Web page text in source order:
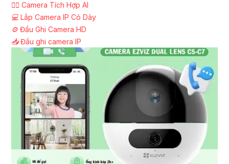
🧛‍♀️ Camera Tích Hợp AI
💻 Lắp Camera IP Có Dây
⚙️ Đầu Ghi Camera HD
📥Đầu ghi camera IP